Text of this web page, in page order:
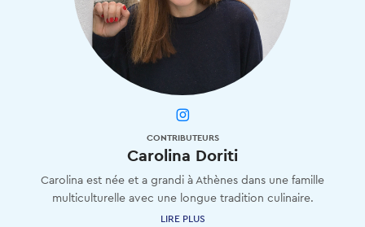
CONTRIBUTEURS
Carolina Doriti
Carolina est née et a grandi àAthènes dans une famille
multiculturelle avec une longue tradition culinaire.
LIRE PLUS